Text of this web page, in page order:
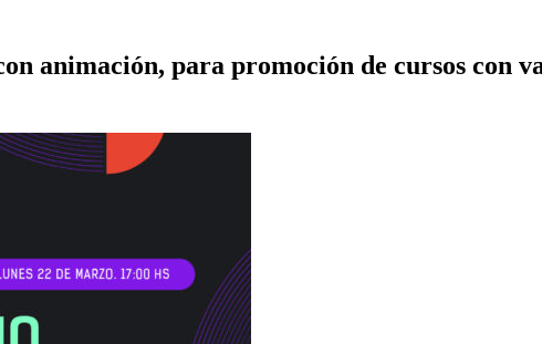
animación, para promoción de cursos con